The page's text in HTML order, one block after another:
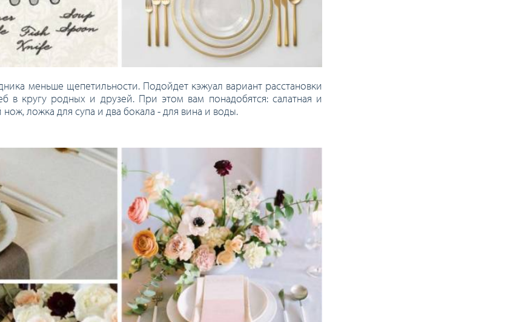
меньше щепетильности. Подойдет кэжуал вариант расстановки
в кругу родных и друзей. При этом вам понадобятся: салатная и
ложка для супа и два бокала - для вина и воды.